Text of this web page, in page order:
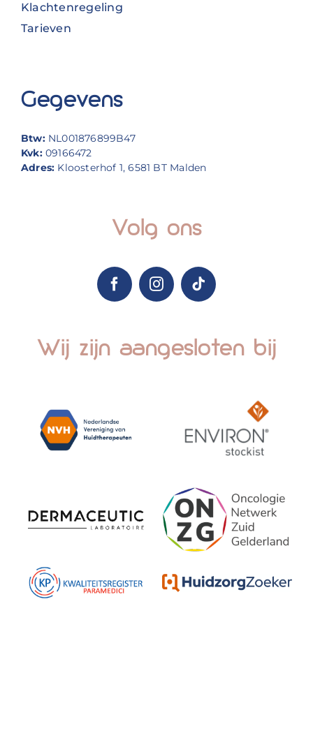
Klachtenregeling
Tarieven
Gegevens
Btw: NL001876899B47
Kvk:09166472
Adres: Kloosterhof 1, 6581 BT Malden
Volg ons
Wij zijn aangesloten bij